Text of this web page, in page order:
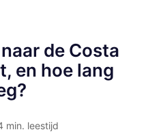
de Costa
en hoe lang
min. leestijd